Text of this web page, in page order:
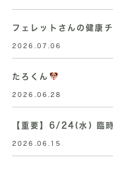
フェレットさんの健康
2026.07.06
たろくん
2026.06.28
【重要】6/24(水) 臨
2026.06.15